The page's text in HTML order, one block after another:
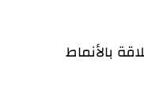
بالأنماط